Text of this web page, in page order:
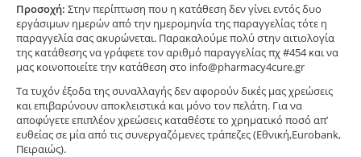
Προσοχή: Στην περίπτωση που η κατάθεση δεν γίνει εντός δυο
εργάσιμων ημερών από την ημερομηνία της παραγγελίας τότε η
παραγγελία σας ακυρώνεται. Παρακαλούμε πολύ στην αιτιολογία
της κατάθεσης να γράφετε τον αριθμό παραγγελίας πχ #454 και να
μας κοινοποιείτε την κατάθεση στο info@pharmacy4cure.gr
Τα τυχόν έξοδα της συναλλαγής δεν αφορούν δικές μας χρεώσεις
και επιβαρύνουν αποκλειστικά και μόνο τον πελάτη. Για να
αποφύγετε επιπλέον χρεώσεις καταθέστε το χρηματικό ποσό απ’
ευθείας σε μία από τις συνεργαζόμενες τράπεζες (Εθνική,Eurobank,
Πειραιώς).